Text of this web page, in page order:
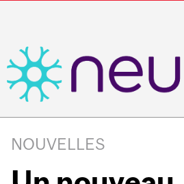
navigation
NOUVELLES